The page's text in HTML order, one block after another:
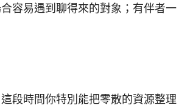
容易遇到聊得來的對象；有伴者一
段時間你特別能把零散的資源整理